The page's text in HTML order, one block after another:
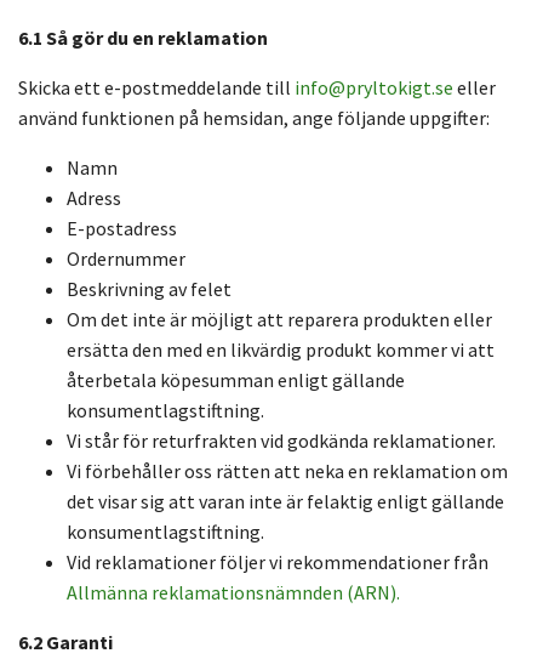
6.1 Så gör du en reklamation
Skicka ett e-postmeddelande till info@pryltokigt.se eller
använd funktionen på hemsidan, ange följande uppgifter:
Namn
Adress
E-postadress
Ordernummer
Beskrivning av felet
Om det inte är möjligt att reparera produkten eller
ersätta den med en likvärdig produkt kommer vi att
återbetala köpesumman enligt gällande
konsumentlagstiftning.
Vi står för returfrakten vid godkända reklamationer.
Vi förbehåller oss rätten att neka en reklamation om
det visar sig att varan inte är felaktig enligt gällande
konsumentlagstiftning.
Vid reklamationer följer vi rekommendationer från
Allmänna reklamationsnämnden (ARN).
6.2 Garanti